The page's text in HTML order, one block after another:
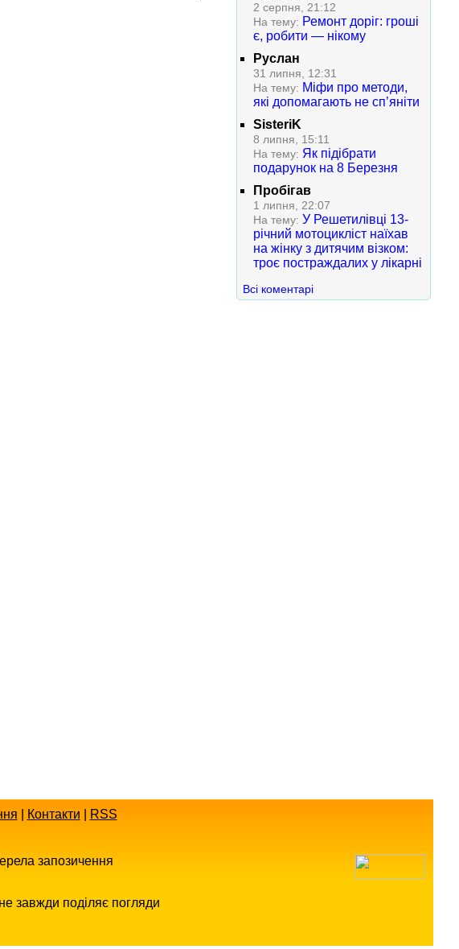
2 серпня, 21:12
На тему: Ремонт доріг: гроші
є, робити — нікому
Руслан
31 липня, 12:31
На тему: Міфи про методи,
які допомагають не сп’яніти
SisteriK
8 липня, 15:11
На тему: Як підібрати
подарунок на 8 Березня
Пробігав
1 липня, 22:07
На тему: У Решетилівці 13-
річний мотоцикліст наїхав
на жінку з дитячим візком:
троє постраждалих у лікарні
Всі коментарі
Контакти RSS
запозичення
завжди поділяє погляди